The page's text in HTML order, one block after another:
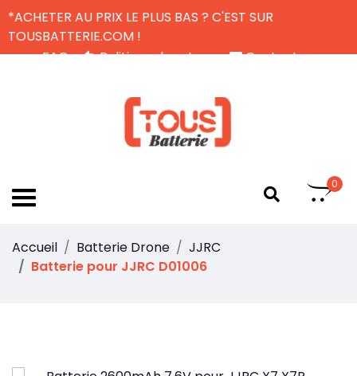
*ACHETER AU PRIX LE PLUS BAS ? C'EST SUR
TOUSBATTERIE.COM !
FAQ
Politique de retour
Contactez-nous
0
Accueil Batterie Drone
JJRC
Batterie pour JJRC D01006